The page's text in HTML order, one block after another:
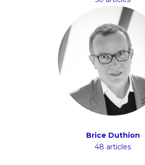
Brice Duthion
48 articles